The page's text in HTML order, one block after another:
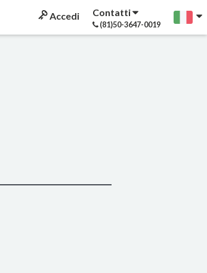
Accedi Contatti
(81)50-3647-0019